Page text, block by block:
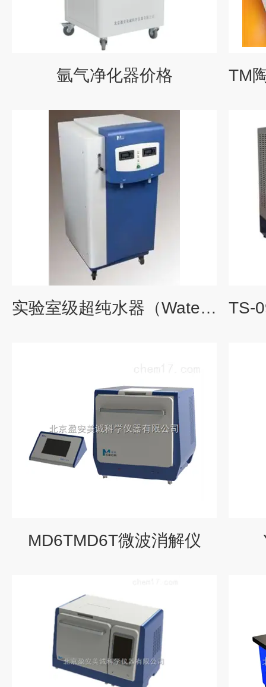
氩气净化器价格
实验室级超纯水器（Water Purification System）
MD6TMD6T微波消解仪